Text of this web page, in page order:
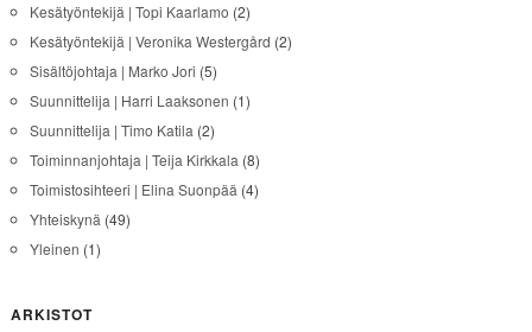
Kesätyöntekijä | Topi Kaarlamo (2)
Kesätyöntekijä | Veronika Westergård (2)
Sisältöjohtaja | Marko Jori (5)
Suunnittelija | Harri Laaksonen (1)
Suunnittelija | Timo Katila (2)
Toiminnanjohtaja | Teija Kirkkala (8)
Toimistosihteeri | Elina Suonpää (4)
Yhteiskynä (49)
Yleinen (1)
ARKISTOT